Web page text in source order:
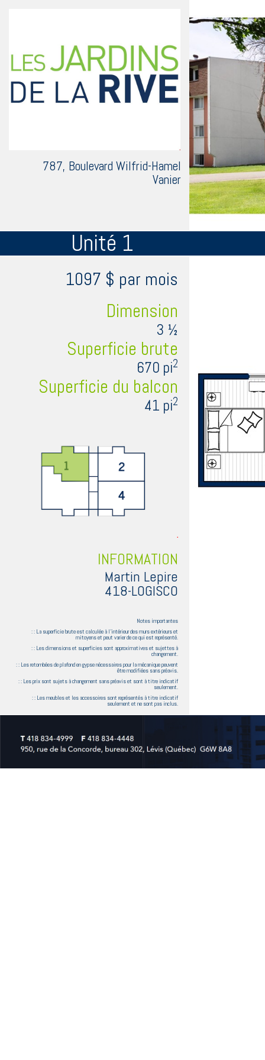
787, Boulevard Wilfrid-Hamel
Vanier
Unité 1
1097 $ par mois
Dimension
3 ½
Superficie brute
670 pi2
Superficie du balcon
41 pi2
INFORMATION
Martin Lepire
418-LOGISCO
Notes importantes
: : La superficie brute est calculée à l'intérieur des murs extérieurs et
mitoyens et peut varier de ce qui est représenté.
: : Les dimensions et superficies sont approximatives et sujettes à
changement.
: : Les retombées de plafond en gypse nécessaires pour la mécanique peuvent
être modifiées sans préavis.
: : Les prix sont sujets à changement sans préavis et sont à titre indicatif
seulement.
: : Les meubles et les accessoires sont représentés à titre indicatif
seulement et ne sont pas inclus.